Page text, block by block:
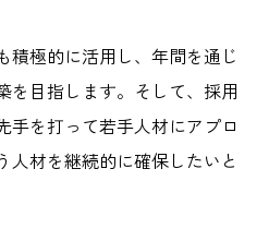
積極的に活用し、年間を通じ
を目指します。そして、採用
手を打って若手人材にアプロ
人材を継続的に確保したいと